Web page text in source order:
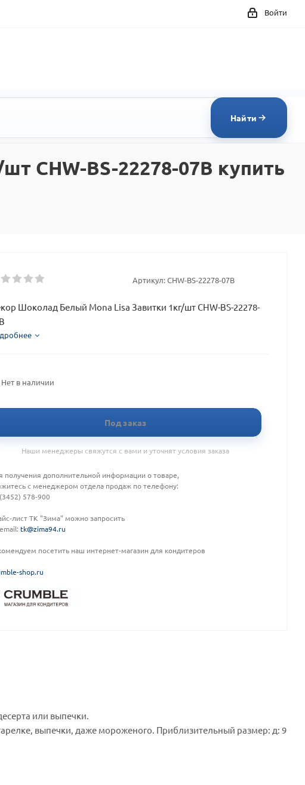
Войти
Найти
CHW-BS-22278-07B купить
Артикул:CHW-BS-22278-07B
Шоколад Белый Mona Lisa Завитки 1кг/шт CHW-BS-22278-
Нет в наличии
Под заказ
Наши менеджеры свяжутся с вами и уточнят условия заказа
получения дополнительной информации о товаре,
с менеджером отдела продаж по телефону:
578-900
лист ТК "Зима" можно запросить
tk@zima94.ru
посетить наш интернет-магазин для кондитеров
shop.ru
или выпечки.
выпечки, даже мороженого. Приблизительный размер: д: 9